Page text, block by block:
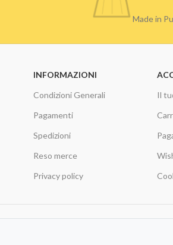
Made in
INFORMAZIONI
Condizioni Generali
Pagamenti
Spedizioni
Reso merce
Privacy policy
Il